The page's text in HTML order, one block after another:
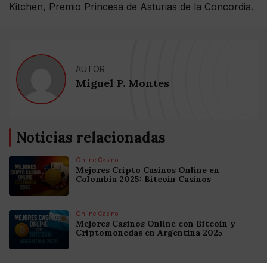
Kitchen, Premio Princesa de Asturias de la Concordia.
AUTOR
Miguel P. Montes
Noticias relacionadas
Online Casino
Mejores Cripto Casinos Online en
Colombia 2025: Bitcoin Casinos
Online Casino
Mejores Casinos Online con Bitcoin y
Criptomonedas en Argentina 2025